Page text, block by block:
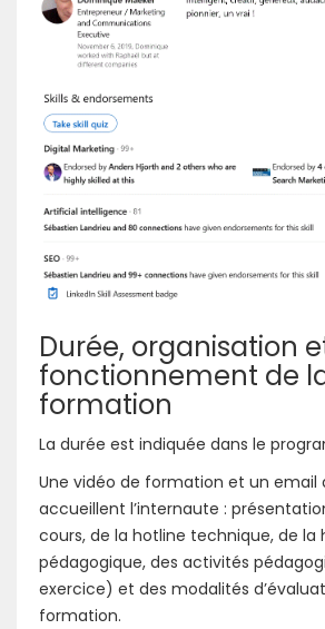
Durée, organisation
fonctionnement de
formation
La durée est indiquée dans le
Une vidéo de formation et un email
accueillent l’internaute :
cours, de la hotline technique, de la
pédagogique, des activités
exercice) et des modalités
formation.